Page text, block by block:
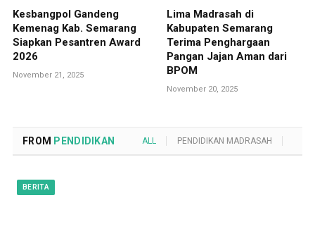
Kesbangpol Gandeng
Kemenag Kab. Semarang
Siapkan Pesantren Award
2026
November 21, 2025
Lima Madrasah di
Kabupaten Semarang
Terima Penghargaan
Pangan Jajan Aman dari
BPOM
November 20, 2025
FROM PENDIDIKAN ALL PENDIDIKAN MADRASAH
BERITA